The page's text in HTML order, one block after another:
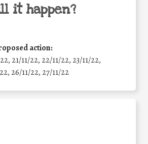
it happen?
action:
21/11/22, 22/11/22, 23/11/22,
26/11/22, 27/11/22